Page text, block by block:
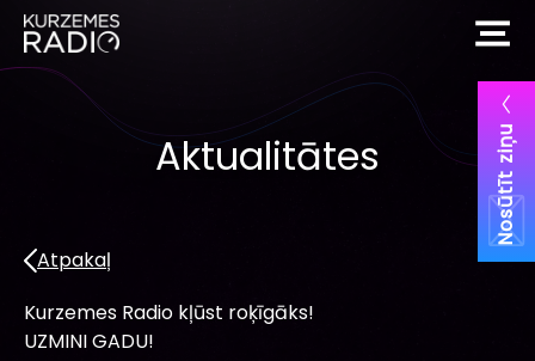
Nosūtīt ziņu
Aktualitātes
Atpakaļ
Kurzemes Radio kļūst roķīgāks!
UZMINI GADU!